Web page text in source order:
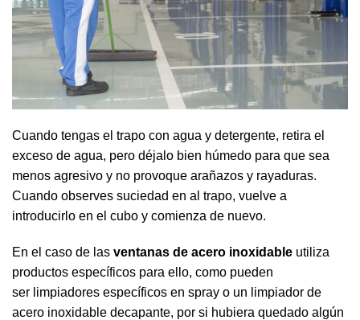
Cuando tengas el trapo con agua y detergente, retira el
exceso de agua, pero déjalo bien húmedo para que sea
menos agresivo y no provoque arañazos y rayaduras.
Cuando observes suciedad en al trapo, vuelve a
introducirlo en el cubo y comienza de nuevo.
En el caso de las ventanas de acero inoxidable utiliza
productos específicos para ello, como pueden
ser limpiadores específicos en spray o un limpiador de
acero inoxidable decapante, por si hubiera quedado algún